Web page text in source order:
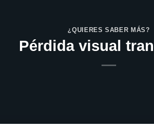
¿QUIERES SABER MÁS?
Pérdida visual